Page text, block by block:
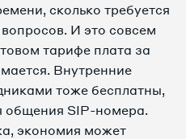
сколько требуется
И это совсем
тарифе плата за
Внутренние
тоже бесплатны,
общения SIP-номера.
экономия может